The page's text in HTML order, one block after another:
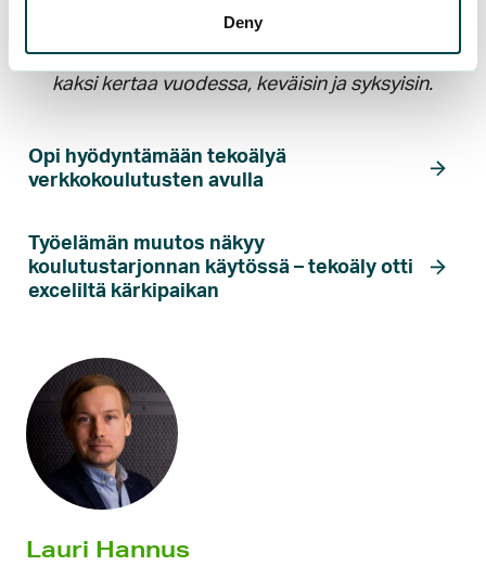
Deny
oli yhteensä 18 502.
Jäsenpulssi-kysely tehdään säännöllisesti
kaksi kertaa vuodessa, keväisin ja syksyisin.
Opi hyödyntämään tekoälyä
verkkokoulutusten avulla
Työelämän muutos näkyy
koulutustarjonnan käytössä – tekoäly otti
exceliltä kärkipaikan
Lauri Hannus